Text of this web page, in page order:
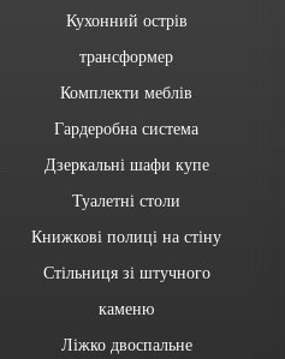
Кухонний острів
трансформер
Комплекти меблів
Гардеробна система
Дзеркальні шафи купе
Туалетні столи
Книжкові полиці на стіну
Стільниця зі штучного
каменю
Ліжко двоспальне